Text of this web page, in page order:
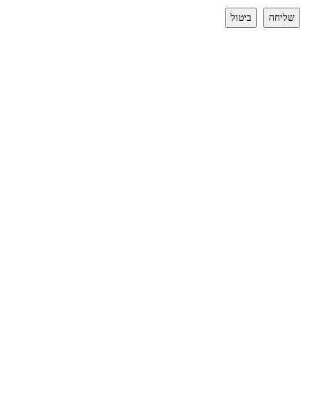
שליחה ביטול